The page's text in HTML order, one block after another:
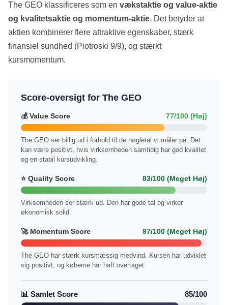
The GEO klassificeres som en vækstaktie og value-aktie
og kvalitetsaktie og momentum-aktie. Det betyder at
aktien kombinerer flere attraktive egenskaber, stærk
finansiel sundhed (Piotroski 9/9), og stærkt
kursmomentum.
Score-oversigt for The GEO
💰 Value Score 77/100 (Høj)
The GEO ser billig ud i forhold til de nøgletal vi måler på. Det
kan være positivt, hvis virksomheden samtidig har god kvalitet
og en stabil kursudvikling.
⭐ Quality Score 83/100 (Meget Høj)
Virksomheden ser stærk ud. Den har gode tal og virker
økonomisk solid.
🚀 Momentum Score 97/100 (Meget Høj)
The GEO har stærk kursmæssig medvind. Kursen har udviklet
sig positivt, og køberne har haft overtaget.
📊 Samlet Score 85/100